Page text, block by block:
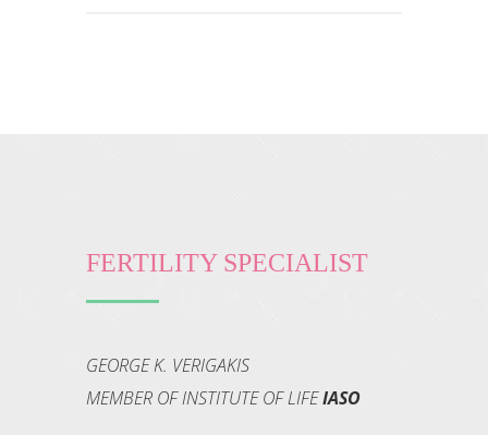
FERTILITY SPECIALIST
GEORGE K. VERIGAKIS
MEMBER OF INSTITUTE OF LIFEIASO